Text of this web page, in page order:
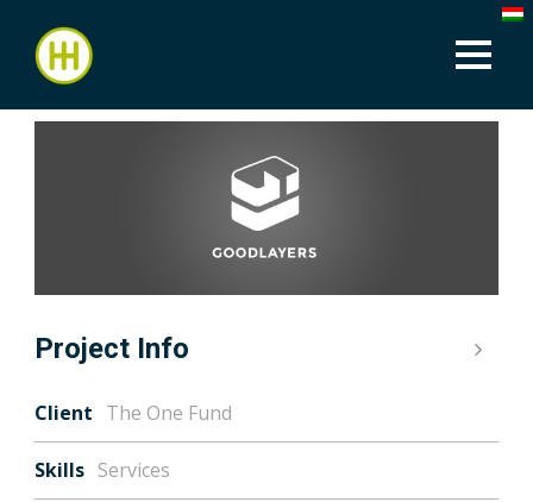
Project Info
Client The One Fund
Skills Services